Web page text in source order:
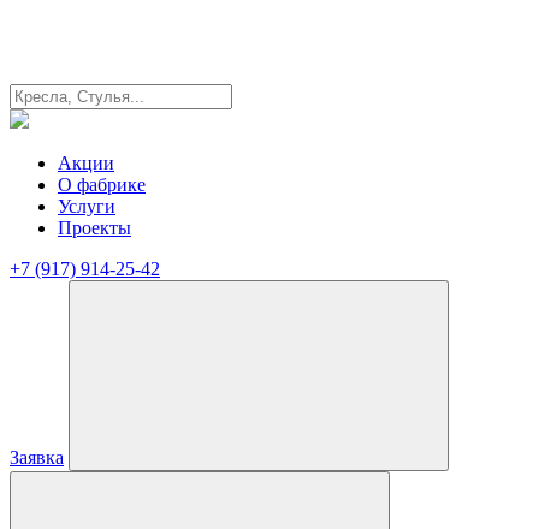
Акции
О фабрике
Услуги
Проекты
+7 (917) 914-25-42
Заявка